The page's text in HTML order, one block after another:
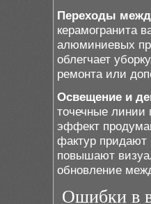
Переходы
керамогранита
алюминиевых
облегчает
ремонта или
Освещение и
точечные линии
эффект
фактур придают
повышают
обновление
Ошибки в